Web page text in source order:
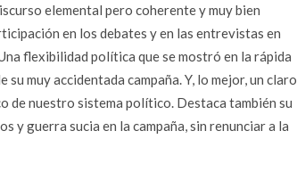
elemental pero coherente y muy bien
en los debates y en las entrevistas en
flexibilidad política que se mostró en la rápida
muy accidentada campaña. Y, lo mejor, un claro
de nuestro sistema político. Destaca también su
y guerra sucia en la campaña, sin renunciar a la